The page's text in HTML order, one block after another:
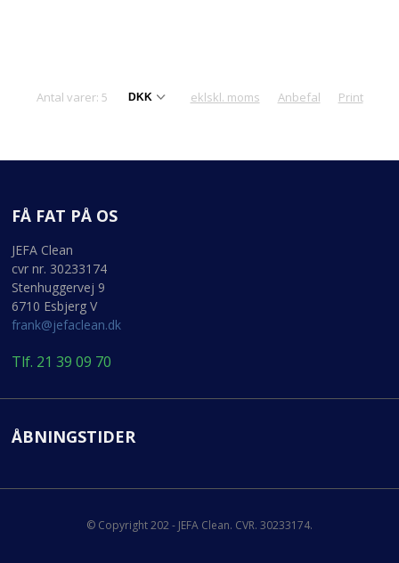
Antal varer: 5 eklskl. moms Anbefal Print
FÅ FAT PÅ OS
JEFA Clean
cvr nr. 30233174
Stenhuggervej 9
6710 Esbjerg V
frank@jefaclean.dk
Tlf. 21 39 09 70
ÅBNINGSTIDER
© Copyright 202 - JEFA Clean. CVR. 30233174.